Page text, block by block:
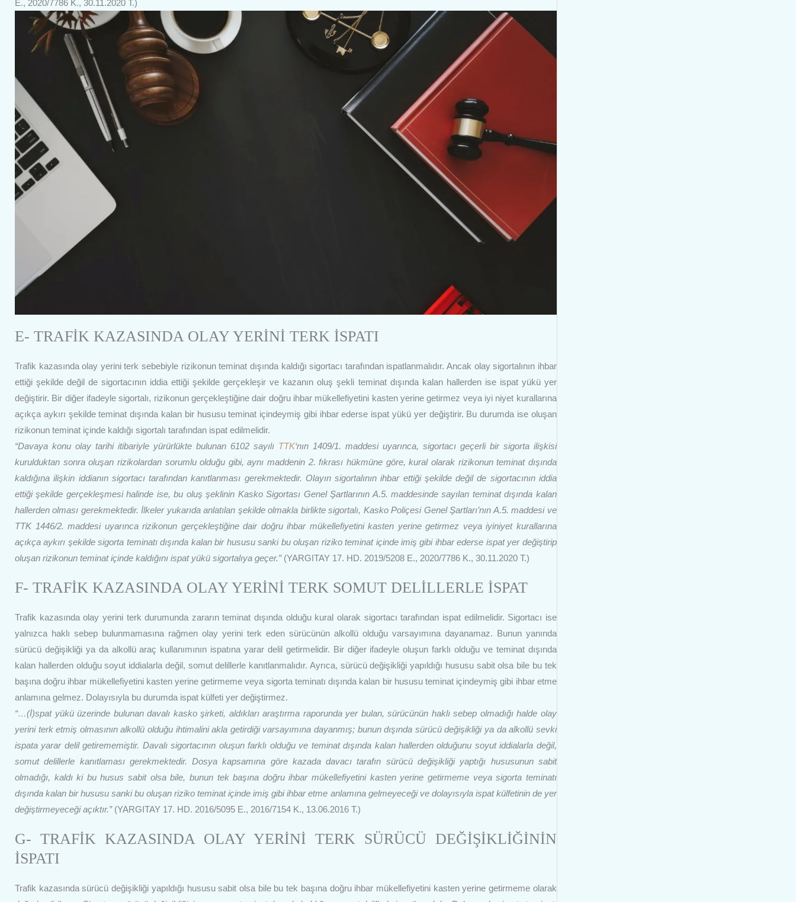
E., 2020/7786 K., 30.11.2020 T.)
E- TRAFİK KAZASINDA OLAY YERİNİ TERK İSPATI
Trafik kazasında olay yerini terk sebebiyle rizikonun teminat dışında kaldığı sigortacı tarafından ispatlanmalıdır. Ancak olay sigortalının ihbar
ettiği şekilde değil de sigortacının iddia ettiği şekilde gerçekleşir ve kazanın oluş şekli teminat dışında kalan hallerden ise ispat yükü yer
değiştirir. Bir diğer ifadeyle sigortalı, rizikonun gerçekleştiğine dair doğru ihbar mükellefiyetini kasten yerine getirmez veya iyi niyet kurallarına
açıkça aykırı şekilde teminat dışında kalan bir hususu teminat içindeymiş gibi ihbar ederse ispat yükü yer değiştirir. Bu durumda ise oluşan
rizikonun teminat içinde kaldığı sigortalı tarafından ispat edilmelidir.
“Davaya konu olay tarihi itibariyle yürürlükte bulunan 6102 sayılı TTK‘nın 1409/1. maddesi uyarınca, sigortacı geçerli bir sigorta ilişkisi
kurulduktan sonra oluşan rizikolardan sorumlu olduğu gibi, aynı maddenin 2. fıkrası hükmüne göre, kural olarak rizikonun teminat dışında
kaldığına ilişkin iddianın sigortacı tarafından kanıtlanması gerekmektedir. Olayın sigortalının ihbar ettiği şekilde değil de sigortacının iddia
ettiği şekilde gerçekleşmesi halinde ise, bu oluş şeklinin Kasko Sigortası Genel Şartlarının A.5. maddesinde sayılan teminat dışında kalan
hallerden olması gerekmektedir. İlkeler yukarıda anlatılan şekilde olmakla birlikte sigortalı, Kasko Poliçesi Genel Şartları’nın A.5. maddesi ve
TTK 1446/2. maddesi uyarınca rizikonun gerçekleştiğine dair doğru ihbar mükellefiyetini kasten yerine getirmez veya iyiniyet kurallarına
açıkça aykırı şekilde sigorta teminatı dışında kalan bir hususu sanki bu oluşan riziko teminat içinde imiş gibi ihbar ederse ispat yer değiştirip
oluşan rizikonun teminat içinde kaldığını ispat yükü sigortalıya geçer.”(YARGITAY 17. HD. 2019/5208 E., 2020/7786 K., 30.11.2020 T.)
F- TRAFİK KAZASINDA OLAY YERİNİ TERK SOMUT DELİLLERLE İSPAT
Trafik kazasında olay yerini terk durumunda zararın teminat dışında olduğu kural olarak sigortacı tarafından ispat edilmelidir. Sigortacı ise
yalnızca haklı sebep bulunmamasına rağmen olay yerini terk eden sürücünün alkollü olduğu varsayımına dayanamaz. Bunun yanında
sürücü değişikliği ya da alkollü araç kullanımının ispatına yarar delil getirmelidir. Bir diğer ifadeyle oluşun farklı olduğu ve teminat dışında
kalan hallerden olduğu soyut iddialarla değil, somut delillerle kanıtlanmalıdır. Ayrıca, sürücü değişikliği yapıldığı hususu sabit olsa bile bu tek
başına doğru ihbar mükellefiyetini kasten yerine getirmeme veya sigorta teminatı dışında kalan bir hususu teminat içindeymiş gibi ihbar etme
anlamına gelmez. Dolayısıyla bu durumda ispat külfeti yer değiştirmez.
“…(İ)spat yükü üzerinde bulunan davalı kasko şirketi, aldıkları araştırma raporunda yer bulan, sürücünün haklı sebep olmadığı halde olay
yerini terk etmiş olmasının alkollü olduğu ihtimalini akla getirdiği varsayımına dayanmış; bunun dışında sürücü değişikliği ya da alkollü sevki
ispata yarar delil getirememiştir. Davalı sigortacının oluşun farklı olduğu ve teminat dışında kalan hallerden olduğunu soyut iddialarla değil,
somut delillerle kanıtlaması gerekmektedir. Dosya kapsamına göre kazada davacı tarafın sürücü değişikliği yaptığı hususunun sabit
olmadığı, kaldı ki bu husus sabit olsa bile, bunun tek başına doğru ihbar mükellefiyetini kasten yerine getirmeme veya sigorta teminatı
dışında kalan bir hususu sanki bu oluşan riziko teminat içinde imiş gibi ihbar etme anlamına gelmeyeceği ve dolayısıyla ispat külfetinin de yer
değiştirmeyeceği açıktır.” (YARGITAY 17. HD. 2016/5095 E., 2016/7154 K., 13.06.2016 T.)
G- TRAFİK KAZASINDA OLAY YERİNİ TERK SÜRÜCÜ DEĞİŞİKLİĞİNİN
İSPATI
Trafik kazasında sürücü değişikliği yapıldığı hususu sabit olsa bile bu tek başına doğru ihbar mükellefiyetini kasten yerine getirmeme olarak